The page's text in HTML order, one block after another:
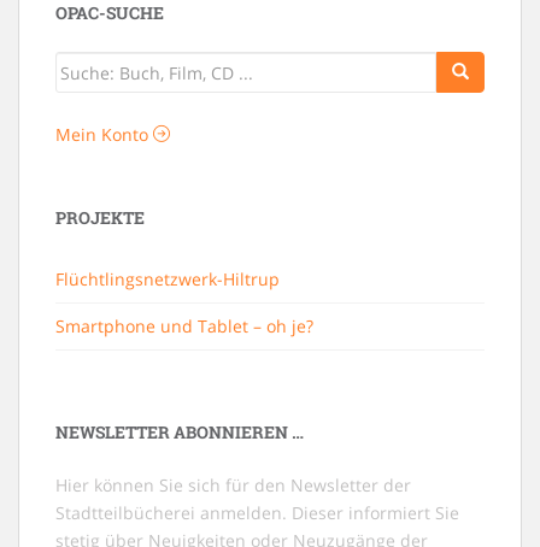
OPAC-SUCHE
Mein Konto
PROJEKTE
Flüchtlingsnetzwerk-Hiltrup
Smartphone und Tablet – oh je?
NEWSLETTER ABONNIEREN …
Hier können Sie sich für den Newsletter der
Stadtteilbücherei anmelden. Dieser informiert Sie
stetig über Neuigkeiten oder Neuzugänge der